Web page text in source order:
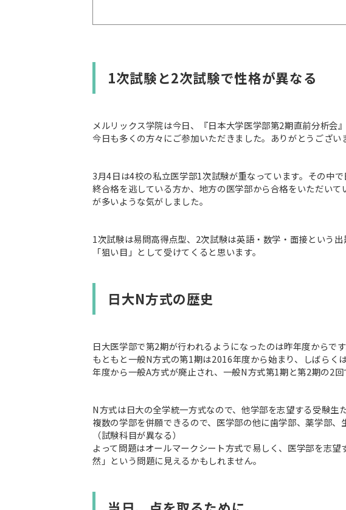
1次試験と2次試験で性格が異なる
メルリックス学院は今日、『日本大学医学部第2期直前分析会
今日も多くの方々にご参加いただきました。ありがとうござい
3月4日は4校の私立医学部1次試験が重なっています。その中
終合格を逃している方か、地方の医学部から合格をいただい
が多いような気がしました。
1次試験は易問高得点型、2次試験は英語・数学・面接という
「狙い目」として受けてくると思います。
日大N方式の歴史
日大医学部で第2期が行われるようになったのは昨年度からです
もともと一般N方式の第1期は2016年度から始まり、しばらく
年度から一般A方式が廃止され、一般N方式第1期と第2期の2回
N方式は日大の全学統一方式なので、他学部を志望する受験生
複数の学部を併願できるので、医学部の他に歯学部、薬学部、
（試験科目が異なる）
よって問題はオールマークシート方式で易しく、医学部を志
然」という問題に見えるかもしれません。